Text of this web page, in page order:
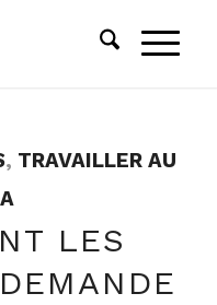
, TRAVAILLER AU
LES